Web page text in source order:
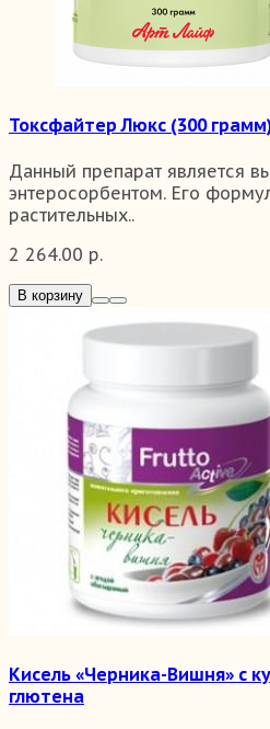
Токсфайтер Люкс (300
Данный препарат является
энтеросорбентом. Его
растительных..
2 264.00 р.
В корзину
Кисель «Черника-Вишня» с
глютена